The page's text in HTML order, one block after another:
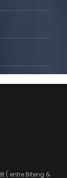
( entre Biteng &